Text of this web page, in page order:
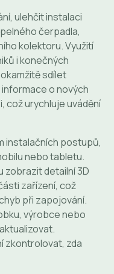
ulehčit instalaci
čerpadla,
kolektoru. Využití
i konečných
sdílet
o nových
což urychluje uvádění
instalačních postupů,
nebo tabletu.
zobrazit detailní 3D
zařízení, což
při zapojování.
výrobce nebo
zkontrolovat, zda